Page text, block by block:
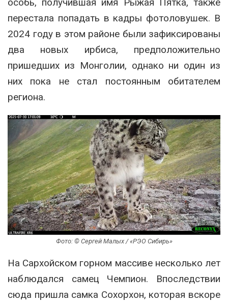
особь, получившая имя Рыжая Пятка, также
перестала попадать в кадры фотоловушек. В
2024 году в этом районе были зафиксированы
два новых ирбиса, предположительно
пришедших из Монголии, однако ни один из
них пока не стал постоянным обитателем
региона.
Фото: © Сергей Малых / «РЭО Сибирь»
На Сархойском горном массиве несколько лет
наблюдался самец Чемпион. Впоследствии
сюда пришла самка Сохорхон, которая вскоре